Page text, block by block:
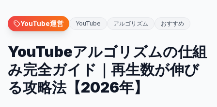
ユーザーの声
使い方
料金
YouTube運営 YouTube アルゴリズム おすすめ
YouTubeアルゴリズムの仕組
み完全ガイド｜再生数が伸び
る攻略法【2026年】